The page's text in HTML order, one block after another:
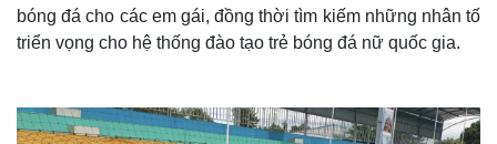
bóng đá cho các em gái, đồng thời tìm kiếm những nhân tố
triển vọng cho hệ thống đào tạo trẻ bóng đá nữ quốc gia.